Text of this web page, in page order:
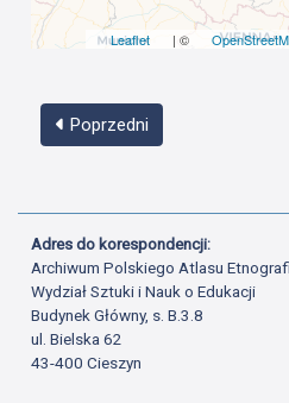
Leaflet | ©
Poprzedni
Adres do korespondencji:
Archiwum Polskiego Atlasu
Wydział Sztuki i Nauk o Edukacji
Budynek Główny, s. B.3.8
ul. Bielska 62
43-400 Cieszyn